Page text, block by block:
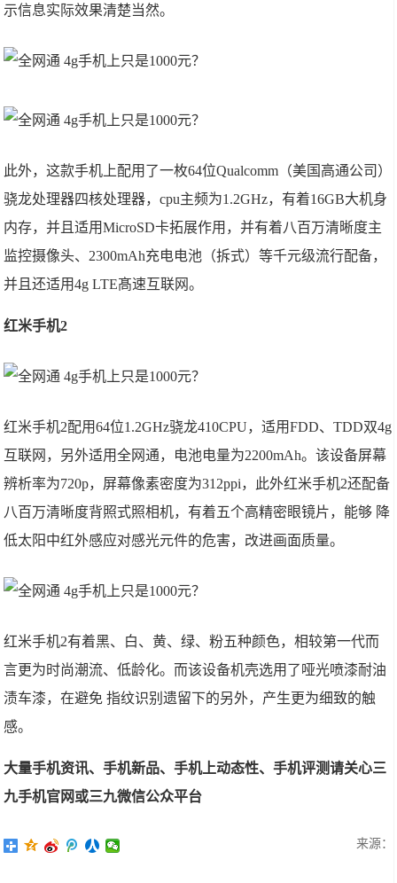
示信息实际效果清楚当然。
此外，这款手机上配用了一枚64位Qualcomm（美国高通公司）
骁龙处理器四核处理器，cpu主频为1.2GHz，有着16GB大机身
内存，并且适用MicroSD卡拓展作用，并有着八百万清晰度主
监控摄像头、2300mAh充电电池（拆式）等千元级流行配备，
并且还适用4g LTE髙速互联网。
红米手机2
红米手机2配用64位1.2GHz骁龙410CPU，适用FDD、TDD双4g
互联网，另外适用全网通，电池电量为2200mAh。该设备屏幕
辨析率为720p，屏幕像素密度为312ppi，此外红米手机2还配备
八百万清晰度背照式照相机，有着五个高精密眼镜片，能够 降
低太阳中红外感应对感光元件的危害，改进画面质量。
红米手机2有着黑、白、黄、绿、粉五种颜色，相较第一代而
言更为时尚潮流、低龄化。而该设备机壳选用了哑光喷漆耐油
渍车漆，在避免 指纹识别遗留下的另外，产生更为细致的触
感。
大量手机资讯、手机新品、手机上动态性、手机评测请关心三
九手机官网或三九微信公众平台
来源：